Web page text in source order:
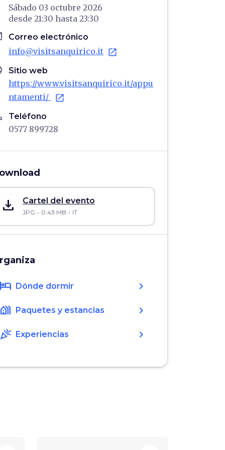
Sábado 03 octubre 2026
desde 21:30 hasta 23:30
Correo electrónico
info@visitsanquirico.it open_in_new
Sitio web
https://www.visitsanquirico.it/appu
ntamenti/
open_in_new
Teléfono
0577 899728
save_alt Cartel del evento
JPG 0.43 MB IT
hotel Dónde dormir chevron_right
holiday_village Paquetes y estancias chevron_right
celebration Experiencias chevron_right